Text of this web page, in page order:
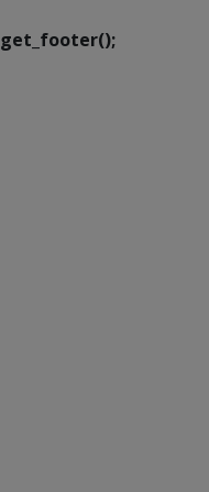
get_footer();